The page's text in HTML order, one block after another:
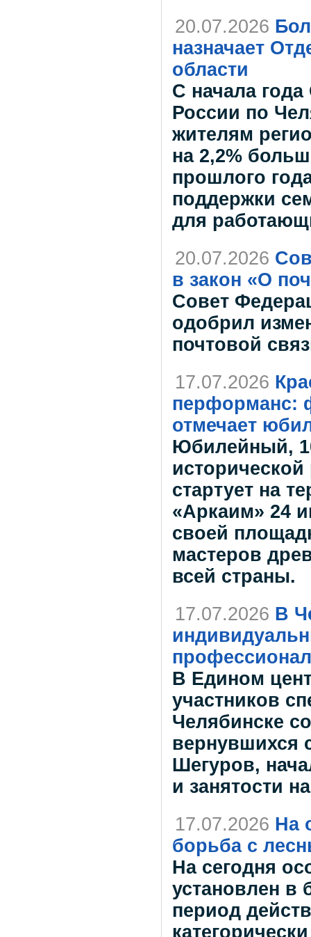
20.07.2026
назначает
области
С начала
России по
жителям
на 2,2%
прошлого
поддержки
для
20.07.2026
в закон «О
Совет
одобрил
почтовой
17.07.2026
перформанс:
отмечает
Юбилейный,
стартует на
«Аркаим» 24
своей
мастеров
всей страны.
17.07.2026 В
В Едином
участников
Челябинске
вернувшихся
Шегуров,
и занятости
17.07.2026 На
борьба с
На сегодня
установлен в
период